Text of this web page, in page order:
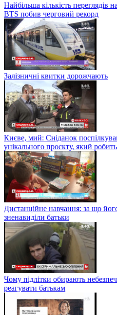
Найбільша кількість переглядів
BTS побив черговий рекорд
Залізничні квитки дорожчають
Києве, мий: Сніданок
унікального проєкту, який
Дистанційне навчання: за що
зненавиділи батьки
Чому підлітки обирають
реагувати батькам